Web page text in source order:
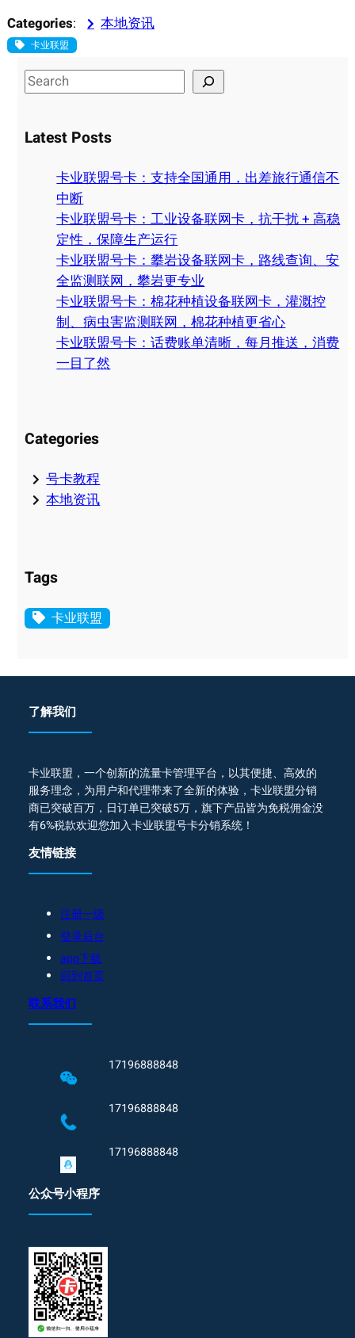
Categories: 本地资讯
卡业联盟
S
e
r
Latest Posts
卡业联盟号卡：支持全国通用，出差旅行通信不
中断
卡业联盟号卡：工业设备联网卡，抗干扰 + 高稳
定性，保障生产运行
卡业联盟号卡：攀岩设备联网卡，路线查询、安
全监测联网，攀岩更专业
卡业联盟号卡：棉花种植设备联网卡，灌溉控
制、病虫害监测联网，棉花种植更省心
卡业联盟号卡：话费账单清晰，每月推送，消费
一目了然
Categories
号卡教程
本地资讯
Tags
卡业联盟
了解我们
卡业联盟，一个创新的流量卡管理平台，以其便捷、高效的
服务理念，为用户和代理带来了全新的体验，卡业联盟分销
商已突破百万，日订单已突破5万，旗下产品皆为免税佣金没
有6%税款欢迎您加入卡业联盟号卡分销系统！
友情链接
注册一级
登录后台
app下载
回到首页
联系我们
17196888848
17196888848
17196888848
公众号小程序